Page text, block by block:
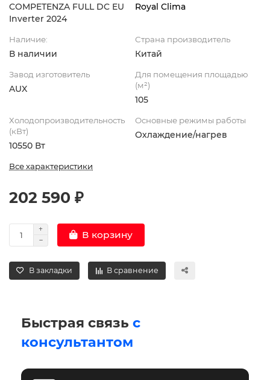
COMPETENZA FULL DC EU
Inverter 2024
Royal Clima
Наличие:
В наличии
Страна производитель
Китай
Завод изготовитель
AUX
Для помещения площадью
(м²)
105
Холодопроизводительность
(кВт)
10550 Вт
Основные режимы работы
Охлаждение/нагрев
Все характеристики
202 590 ₽
В корзину
В закладки В сравнение
Быстрая связь с
консультантом